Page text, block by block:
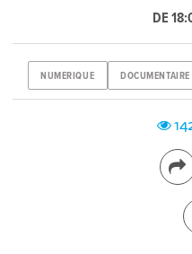
DE
NUMERIQUE DOCUMENTAIRE